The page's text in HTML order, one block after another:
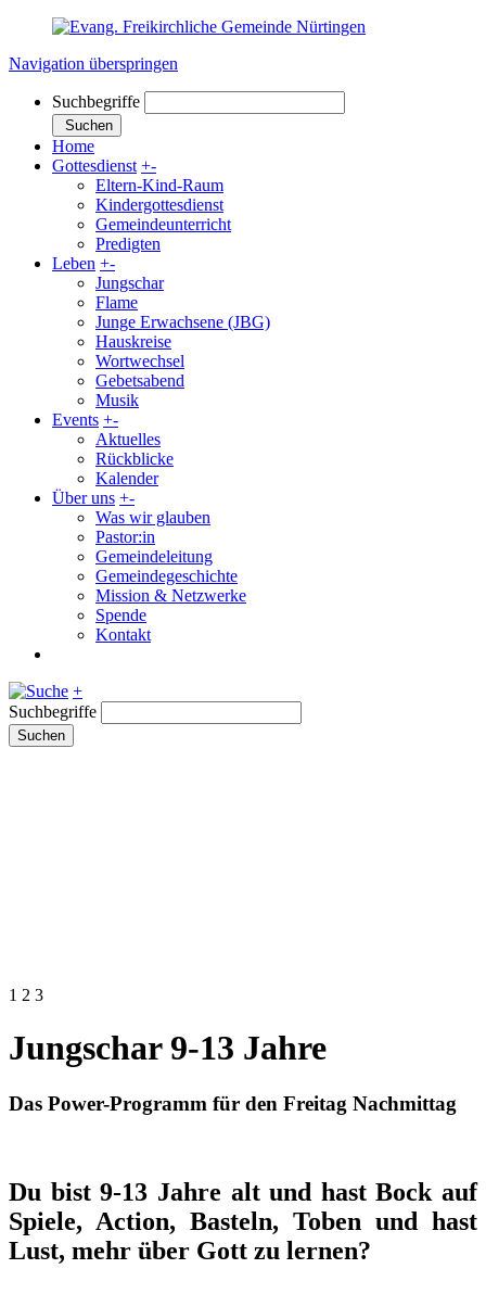
Navigation überspringen
Suchbegriffe
Suchen
Home
Gottesdienst +-
Eltern-Kind-Raum
Kindergottesdienst
Gemeindeunterricht
Predigten
Leben +-
Jungschar
Flame
Junge Erwachsene (JBG)
Hauskreise
Wortwechsel
Gebetsabend
Musik
Events +-
Aktuelles
Rückblicke
Kalender
Über uns +-
Was wir glauben
Pastor:in
Gemeindeleitung
Gemeindegeschichte
Mission & Netzwerke
Spende
Kontakt
+
Suchbegriffe
Suchen
1 2 3
Jungschar 9-13 Jahre
Das Power-Programm für den Freitag Nachmittag
Du bist 9-13 Jahre alt und hast Bock auf
Spiele, Action, Basteln, Toben und hast
Lust, mehr über Gott zu lernen?